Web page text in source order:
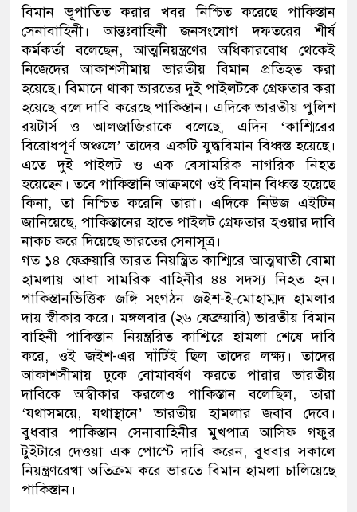
বিমান ভূপাতিত করার খবর নিশ্চিত করেছে পাকিস্তান
সেনাবাহিনী। আন্তঃবাহিনী জনসংযোগ দফতরের শীর্ষ
কর্মকর্তা বলেছেন, আত্মনিয়ন্ত্রণের অধিকারবোধ থেকেই
নিজেদের আকাশসীমায় ভারতীয় বিমান প্রতিহত করা
হয়েছে। বিমানে থাকা ভারতের দুই পাইলটকে গ্রেফতার করা
হয়েছে বলে দাবি করেছে পাকিস্তান। এদিকে ভারতীয় পুলিশ
রয়টার্স ও আলজাজিরাকে বলেছে, এদিন ‘কাশ্মিরের
বিরোধপূর্ণ অঞ্চলে’ তাদের একটি যুদ্ধবিমান বিধ্বস্ত হয়েছে।
এতে দুই পাইলট ও এক বেসামরিক নাগরিক নিহত
হয়েছেন। তবে পাকিস্তানি আক্রমণে ওই বিমান বিধ্বস্ত হয়েছে
কিনা, তা নিশ্চিত করেনি তারা। এদিকে নিউজ এইটিন
জানিয়েছে, পাকিস্তানের হাতে পাইলট গ্রেফতার হওয়ার দাবি
নাকচ করে দিয়েছে ভারতের সেনাসূত্র।
গত ১৪ ফেব্রুয়ারি ভারত নিয়ন্ত্রিত কাশ্মিরে আত্মঘাতী বোমা
হামলায় আধা সামরিক বাহিনীর ৪৪ সদস্য নিহত হন।
পাকিস্তানভিত্তিক জঙ্গি সংগঠন জইশ-ই-মোহাম্মদ হামলার
দায় স্বীকার করে। মঙ্গলবার (২৬ ফেব্রুয়ারি) ভারতীয় বিমান
বাহিনী পাকিস্তান নিয়ন্ত্ররিত কাশ্মিরে হামলা শেষে দাবি
করে, ওই জইশ-এর ঘাঁটিই ছিল তাদের লক্ষ্য। তাদের
আকাশসীমায় ঢুকে বোমাবর্ষণ করতে পারার ভারতীয়
দাবিকে অস্বীকার করলেও পাকিস্তান বলেছিল, তারা
‘যথাসময়ে, যথাস্থানে’ ভারতীয় হামলার জবাব দেবে।
বুধবার পাকিস্তান সেনাবাহিনীর মুখপাত্র আসিফ গফুর
টুইটারে দেওয়া এক পোস্টে দাবি করেন, বুধবার সকালে
নিয়ন্ত্রণরেখা অতিক্রম করে ভারতে বিমান হামলা চালিয়েছে
পাকিস্তান।